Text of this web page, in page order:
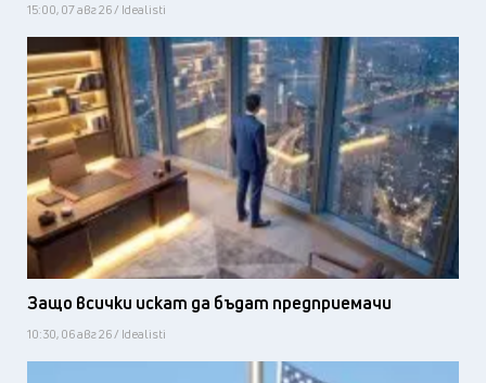
15:00, 07 авг 26 / Idealisti
Защо всички искат да бъдат предприемачи
10:30, 06 авг 26 / Idealisti